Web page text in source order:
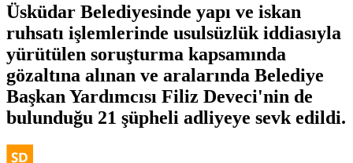
Üsküdar Belediyesinde yapı ve iskan
ruhsatı işlemlerinde usulsüzlük iddiasıyla
yürütülen soruşturma kapsamında
gözaltına alınan ve aralarında Belediye
Başkan Yardımcısı Filiz Deveci'nin de
bulunduğu 21 şüpheli adliyeye sevk edildi.